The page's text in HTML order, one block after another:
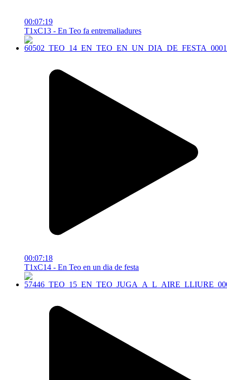
00:07:19
T1xC13 - En Teo fa entremaliadures
00:07:18
T1xC14 - En Teo en un dia de festa